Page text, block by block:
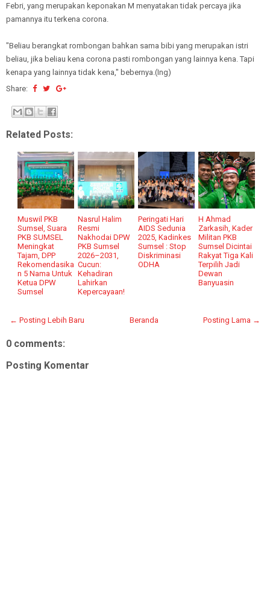
Febri, yang merupakan keponakan M menyatakan tidak percaya jika
pamannya itu terkena corona.
"Beliau berangkat rombongan bahkan sama bibi yang merupakan istri
beliau, jika beliau kena corona pasti rombongan yang lainnya kena. Tapi
kenapa yang lainnya tidak kena," bebernya.(Ing)
Share:
Related Posts:
Muswil PKB
Sumsel, Suara
PKB SUMSEL
Meningkat
Tajam, DPP
Rekomendasika
n 5 Nama Untuk
Ketua DPW
Sumsel
Nasrul Halim
Resmi
Nakhodai DPW
PKB Sumsel
2026–2031,
Cucun:
Kehadiran
Lahirkan
Kepercayaan!
Peringati Hari
AIDS Sedunia
2025, Kadinkes
Sumsel : Stop
Diskriminasi
ODHA
H Ahmad
Zarkasih, Kader
Militan PKB
Sumsel Dicintai
Rakyat Tiga Kali
Terpilih Jadi
Dewan
Banyuasin
← Posting Lebih Baru Posting Lama →
Beranda
0 comments:
Posting Komentar